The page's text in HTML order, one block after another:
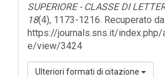
SUPERIORE - CLASSE DI
18(4), 1173-1216. Recuperato da
https://journals.sns.it/
e/view/3424
Ulteriori formati di citazione